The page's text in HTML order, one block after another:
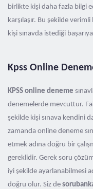
birlikte kişi daha fazla bilgi
karşılaşır. Bu şekilde
kişi sınavda istediği
Kpss Online
KPSS online deneme
denemelerde mevcuttur.
şekilde kişi sınava kendini
zamanda online deneme
etmek adına doğru bir
gereklidir. Gerek soru
iyi şekilde ayarlanabilmesi
doğru olur. Siz de